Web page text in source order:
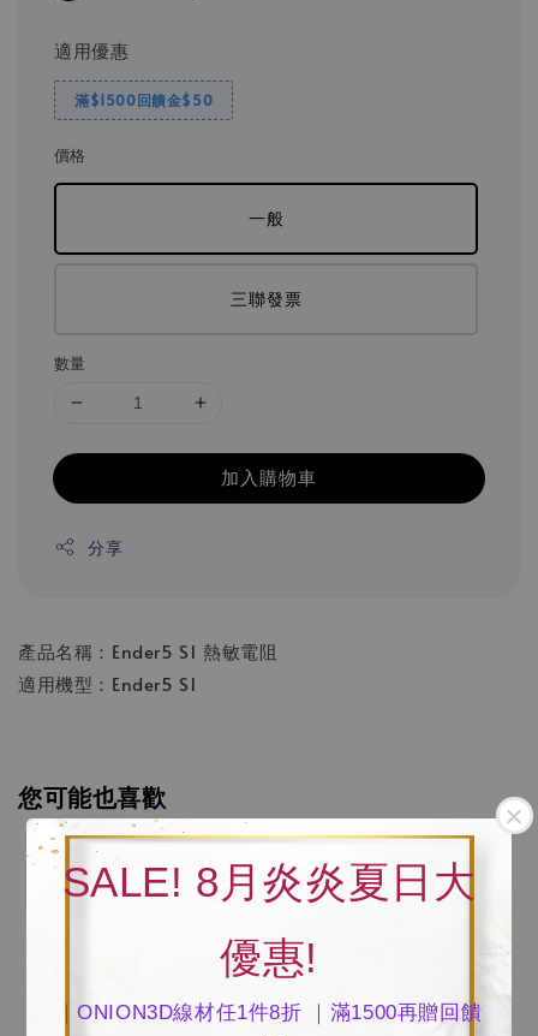
SALE! 8月炎炎夏日大
優惠!
｜ONION3D線材任1件8折 ｜滿1500再贈回饋
適用優惠
滿$1500回饋金$50
價格
一般
三聯發票
數量
加入購物車
分享
產品名稱：Ender5 S1 熱敏電阻
適用機型：Ender5 S1
您可能也喜歡